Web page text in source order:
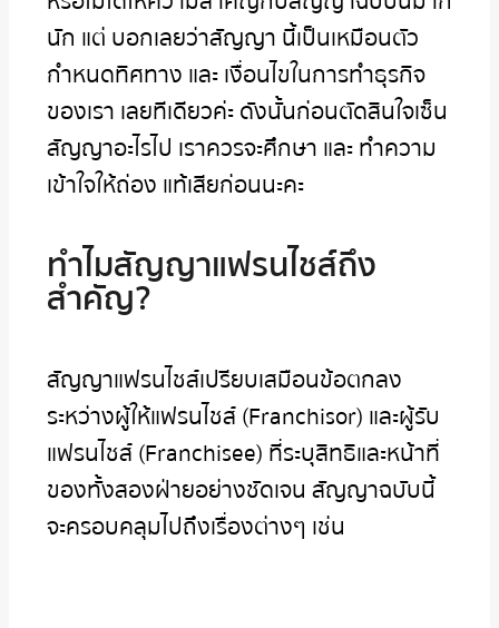
นัก แต่ บอกเลยว่าสัญญา นี้เป็นเหมือนตัว
กำหนดทิศทาง และ เงื่อนไขในการทำธุรกิจ
ของเรา เลยทีเดียวค่ะ ดังนั้นก่อนตัดสินใจเซ็น
สัญญาอะไรไป เราควรจะศึกษา และ ทำความ
เข้าใจให้ถ่อง แท้เสียก่อนนะคะ
ทำไมสัญญาแฟรนไชส์ถึง
สำคัญ?
สัญญาแฟรนไชส์เปรียบเสมือนข้อตกลง
ระหว่างผู้ให้แฟรนไชส์ (Franchisor) และผู้รับ
แฟรนไชส์ (Franchisee) ที่ระบุสิทธิและหน้าที่
ของทั้งสองฝ่ายอย่างชัดเจน สัญญาฉบับนี้
จะครอบคลุมไปถึงเรื่องต่างๆ เช่น